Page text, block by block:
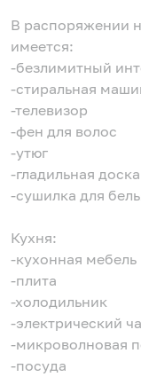
В распоряжении
имеется:
-безлимитный
-стиральная
-телевизор
-фен для волос
-утюг
-гладильная доска
-сушилка для
Кухня:
-кухонная мебель
-плита
-холодильник
-электрический
-микроволновая
-посуда